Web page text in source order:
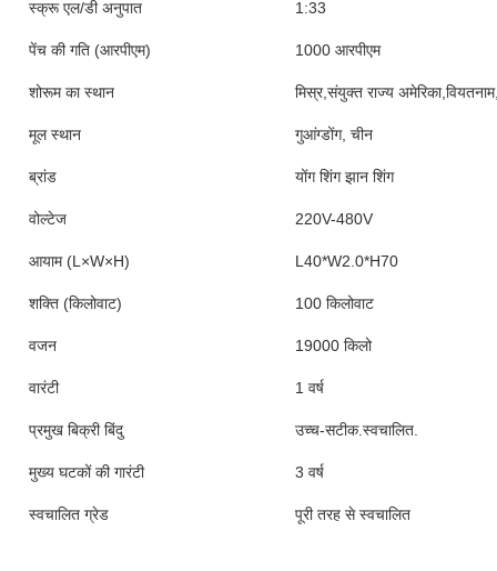
स्क्रू एल/डी अनुपात 1:33
पेंच की गति (आरपीएम) 1000 आरपीएम
शोरूम का स्थान मिस्र,संयुक्त राज्य
मूल स्थान गुआंग्डोंग, चीन
ब्रांड योंग शिंग झान शिंग
वोल्टेज 220V-480V
आयाम (L×W×H) L40*W2.0*H70
शक्ति (किलोवाट) 100 किलोवाट
वजन 19000 किलो
वारंटी 1 वर्ष
प्रमुख बिक्री बिंदु उच्च-सटीक.स्वचालित.
मुख्य घटकों की गारंटी 3 वर्ष
स्वचालित ग्रेड पूरी तरह से स्वचालित